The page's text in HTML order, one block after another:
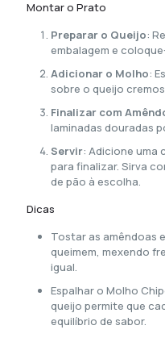
Montar o Prato
Preparar o Queijo:
embalagem e
Adicionar o Molho:
sobre o queijo
Finalizar com
laminadas douradas
Servir: Adicione uma
para finalizar. Sirva
de pão à escolha.
Dicas
Tostar as amêndoas
queimem, mexendo
igual.
Espalhar o Molho
queijo permite que
equilíbrio de sabor.